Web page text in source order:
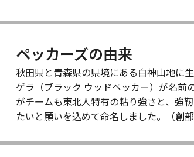
ペッカーズの由来
秋田県と青森県の県境にある白神山地に
ゲラ（ブラック ウッドペッカー）が名前
がチームも東北人特有の粘り強さと、強
たいと願いを込めて命名しました。（創部